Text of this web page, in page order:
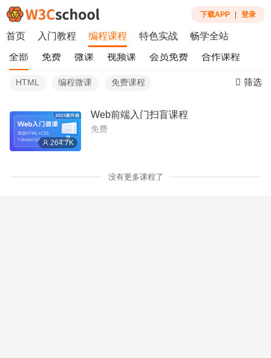
下载APP 登录
首页 入门教程 编程课程 特色实战 畅学全站
全部 免费 微课 视频课 会员免费 合作课程
HTML 编程微课 免费课程 筛选
264.7K
Web前端入门扫盲课程
免费
没有更多课程了